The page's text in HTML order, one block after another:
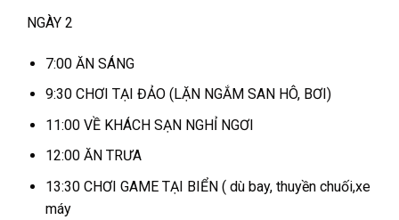
NGÀY 2
7:00 ĂN SÁNG
9:30 CHƠI TẠI ĐẢO (LẶN NGẮM SAN HÔ, BƠI)
11:00 VỀ KHÁCH SẠN NGHỈ NGƠI
12:00 ĂN TRƯA
13:30 CHƠI GAME TẠI BIỂN ( dù bay, thuyền chuối,xe
máy